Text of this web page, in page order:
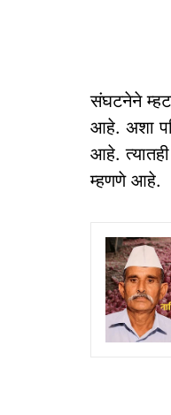
संघटनेने
आहे. अशा
आहे. त्यातही
म्हणणे आहे.